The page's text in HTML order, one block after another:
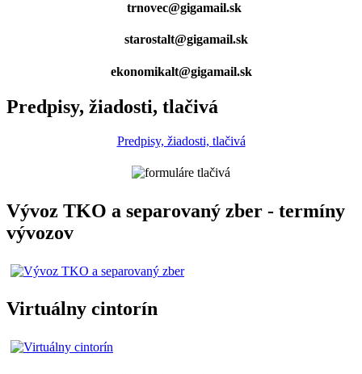
trnovec@gigamail.sk
starostalt@gigamail.sk
ekonomikalt@gigamail.sk
Predpisy, žiadosti, tlačivá
Predpisy, žiadosti, tlačivá
Vývoz TKO a separovaný zber - termíny
vývozov
Virtuálny cintorín